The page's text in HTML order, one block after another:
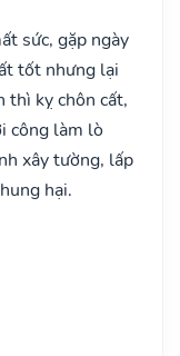
sức, gặp ngày
tốt nhưng lại
thì kỵ chôn cất,
công làm lò
xây tường, lấp
hại.